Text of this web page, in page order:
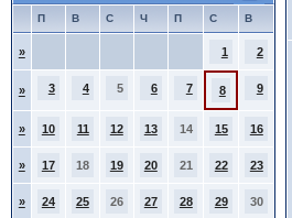
П В С Ч П С В
» 1 2
» 3 4 5 6 7 8 9
» 10 11 12 13 14 15 16
» 17 18 19 20 21 22 23
» 24 25 26 27 28 29 30